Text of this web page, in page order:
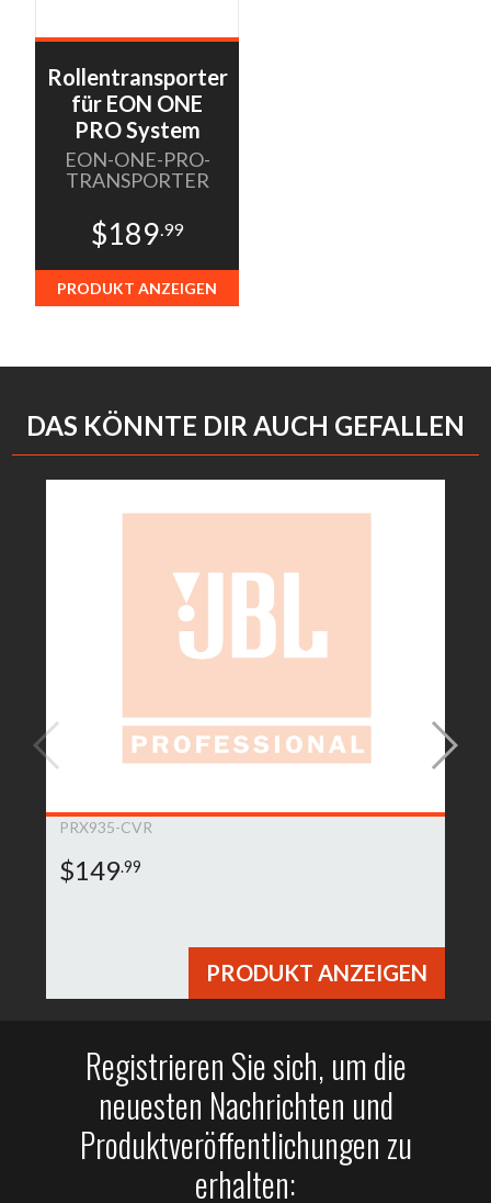
Rollentransporter
für EON ONE
PRO System
EON-ONE-PRO-
TRANSPORTER
$189.99
PRODUKT ANZEIGEN
DAS KÖNNTE DIR AUCH GEFALLEN
PRX935-CVR
$149.99
PRODUKT ANZEIGEN
Registrieren Sie sich, um die
neuesten Nachrichten und
Produktveröffentlichungen zu
erhalten: